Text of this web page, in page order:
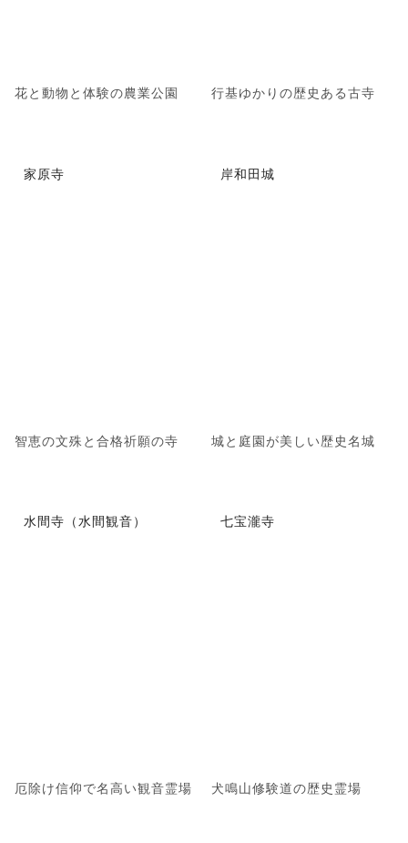
花と動物と体験の農業公園 行基ゆかりの歴史ある古寺
家原寺
智恵の文殊と合格祈願の寺
岸和田城
城と庭園が美しい歴史名城
水間寺（水間観音）
厄除け信仰で名高い観音霊場
七宝瀧寺
犬鳴山修験道の歴史霊場